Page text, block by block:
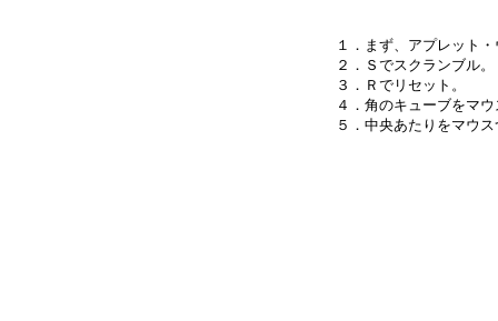
１．まず、アプレット
２．Ｓでスクランブル。
３．Ｒでリセット。
４．角のキューブをマ